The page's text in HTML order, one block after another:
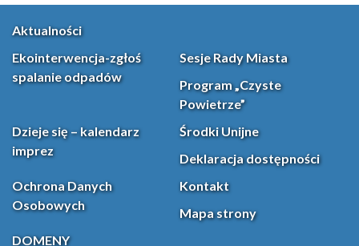
Aktualności
Ekointerwencja-zgłoś
spalanie odpadów
Sesje Rady Miasta
Program „Czyste
Powietrze”
Dzieje się – kalendarz
imprez
Środki Unijne
Deklaracja dostępności
Ochrona Danych
Osobowych
Kontakt
Mapa strony
DOMENY